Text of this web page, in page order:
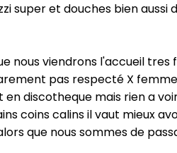
super et douches bien aussi
nous viendrons l'accueil
pas respecté X
discotheque mais rien a
coins calins il vaut mieux
que nous sommes de